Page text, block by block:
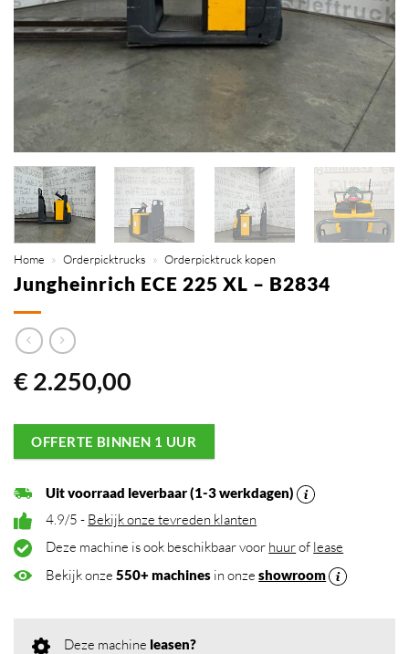
Home » Orderpicktrucks » Orderpicktruck kopen
Jungheinrich ECE 225 XL – B2834
€2.250,00
OFFERTE BINNEN 1 UUR
Uit voorraad leverbaar (1-3 werkdagen)
4.9/5 - Bekijk onze tevreden klanten
Deze machine is ook beschikbaar voor huurof lease
Bekijk onze550+ machines in onzeshowroom
Deze machine leasen?